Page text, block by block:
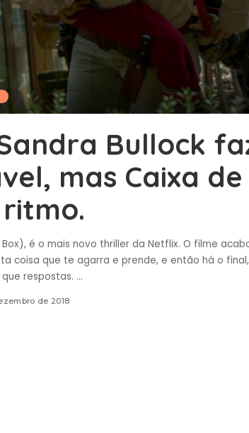
Bullock
mas Caixa de
é o mais novo thriller da Netflix. O filme
coisa que te agarra e prende, e então há o
respostas. ...
de 2018